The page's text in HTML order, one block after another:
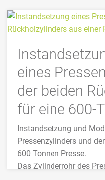
eines
der beiden
für eine 600-
Instandsetzung und
Pressenzylinders und
600 Tonnen Presse.
Das Zylinderrohr des